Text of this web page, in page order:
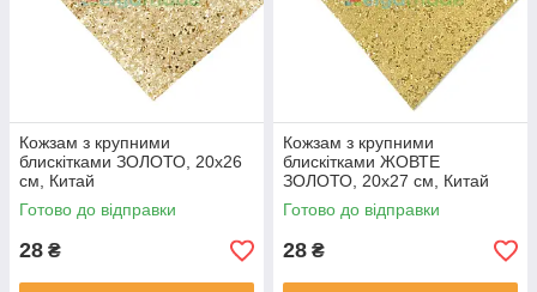
Кожзам з крупними
блискітками ЗОЛОТО, 20х26
см, Китай
Готово до відправки
28 ₴
Кожзам з крупними
блискітками ЖОВТЕ
ЗОЛОТО, 20х27 см, Китай
Готово до відправки
28 ₴